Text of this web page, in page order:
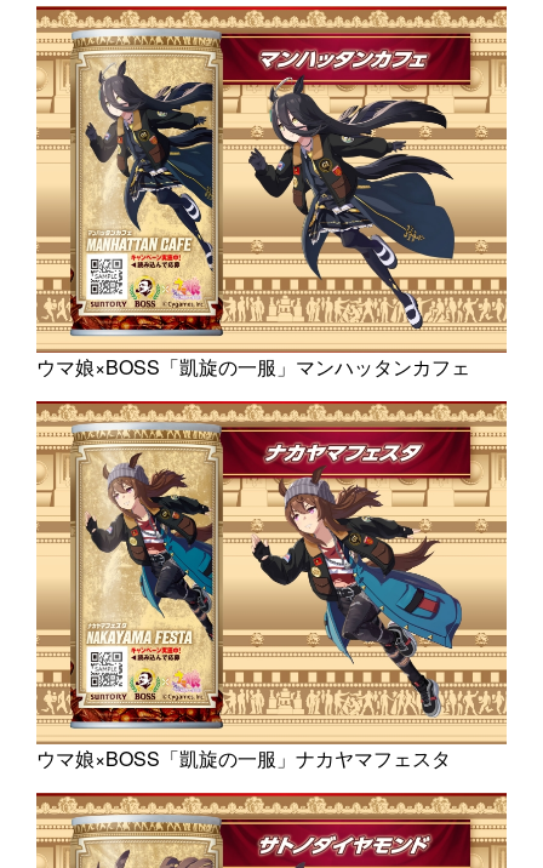
ウマ娘×BOSS「凱旋の一服」マンハッタンカフェ
ウマ娘×BOSS「凱旋の一服」ナカヤマフェスタ